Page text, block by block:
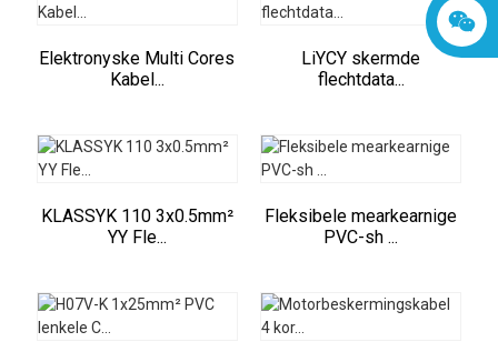
Elektronyske Multi Cores
Kabel...
LiYCY skermde
flechtdata...
KLASSYK 110 3x0.5mm²
YY Fle...
Fleksibele mearkearnige
PVC-sh ...